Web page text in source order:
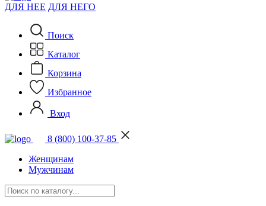
ДЛЯ НЕЕ ДЛЯ НЕГО
Поиск
Каталог
Корзина
Избранное
Вход
8 (800) 100-37-85
Женщинам
Мужчинам